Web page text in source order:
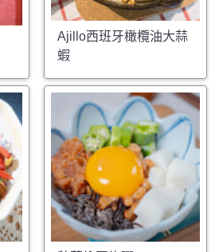
Ajillo西班牙橄欖油大蒜
蝦